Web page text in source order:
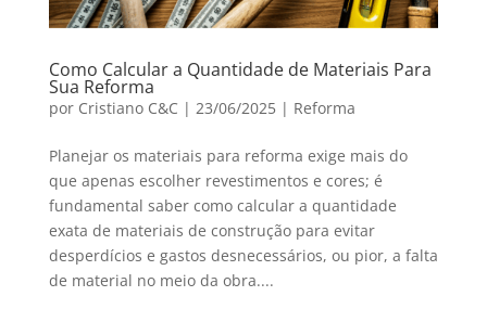
Como Calcular a Quantidade de Materiais Para
Sua Reforma
por Cristiano C&C | 23/06/2025| Reforma
Planejar os materiais para reforma exige mais do
que apenas escolher revestimentos e cores; é
fundamental saber como calcular a quantidade
exata de materiais de construção para evitar
desperdícios e gastos desnecessários, ou pior, a falta
de material no meio da obra....